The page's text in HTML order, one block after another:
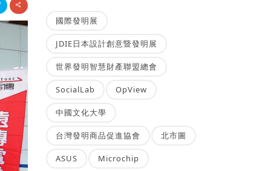
國際發明展
JDIE日本設計創意暨發明展
世界發明智慧財產聯盟總會
SocialLab OpView
中國文化大學
台灣發明商品促進協會 北市圖
ASUS Microchip